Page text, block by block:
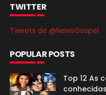
TWITTER
Tweets de @NewsGospel
POPULAR POSTS
Top 12 As